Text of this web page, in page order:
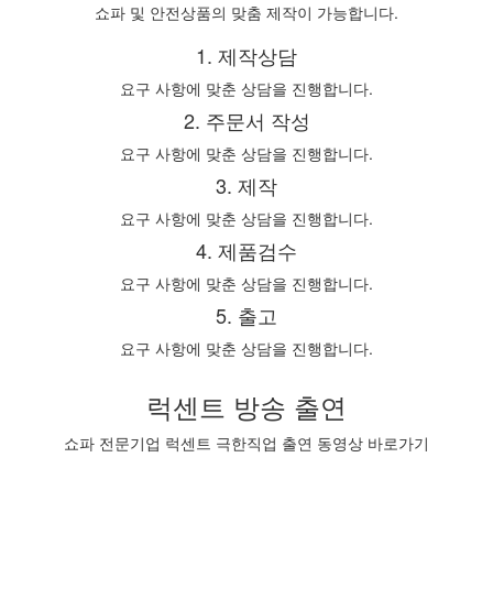
쇼파 및 안전상품의 맞춤 제작이 가능합니다.
1. 제작상담
요구 사항에 맞춘 상담을 진행합니다.
2. 주문서 작성
요구 사항에 맞춘 상담을 진행합니다.
3. 제작
요구 사항에 맞춘 상담을 진행합니다.
4. 제품검수
요구 사항에 맞춘 상담을 진행합니다.
5. 출고
요구 사항에 맞춘 상담을 진행합니다.
럭센트 방송 출연
쇼파 전문기업 럭센트 극한직업 출연 동영상 바로가기